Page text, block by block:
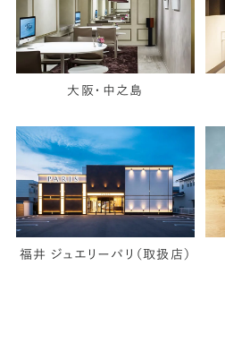
大阪・中之島
福井 ジュエリーパリ（取扱店）